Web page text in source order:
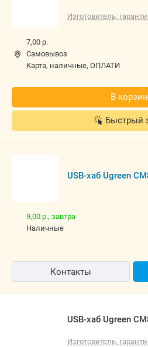
Изготовитель,
7,00 р.
Самовывоз
карта, наличные, ОПЛАТИ
В
Быстрый
USB-хаб Ugreen
9,00 р., завтра
наличные
Контакты
USB-хаб Ugreen
Изготовитель,